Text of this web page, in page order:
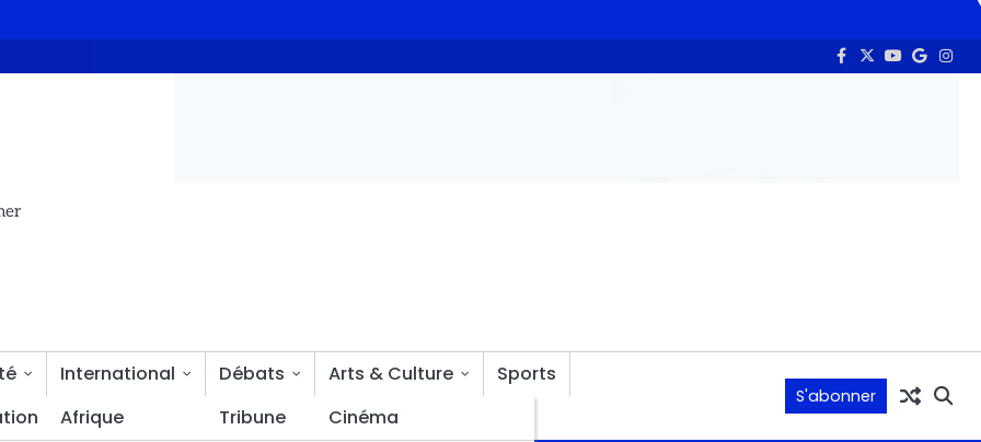
Talata
International
Afrique
Débats
Tribune
Arts & Culture
Cinéma
Sports
être
S'abonner